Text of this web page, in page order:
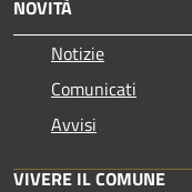
NOVITÀ
Notizie
Comunicati
Avvisi
VIVERE IL COMUNE